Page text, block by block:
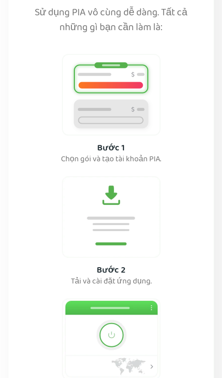
Sử dụng PIA vô cùng dễ dàng. Tất cả
những gì bạn cần làm là:
Bước 1
Chọn gói và tạo tài khoản PIA.
Bước 2
Tải và cài đặt ứng dụng.